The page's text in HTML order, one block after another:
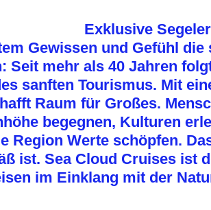
Exklusive
Gewissen und Gefühl die
Seit mehr als 40 Jahren
sanften Tourismus. Mit
Raum für Großes.
begegnen, Kulturen
Region Werte schöpfen.
ist. Sea Cloud Cruises ist
im Einklang mit der